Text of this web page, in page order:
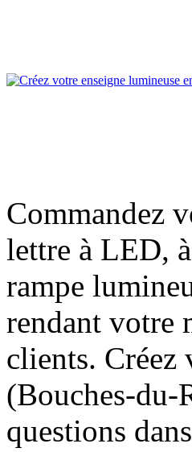
Commandez
lettre à LED,
rampe
rendant votre
clients. Créez
(Bouches-du-
questions